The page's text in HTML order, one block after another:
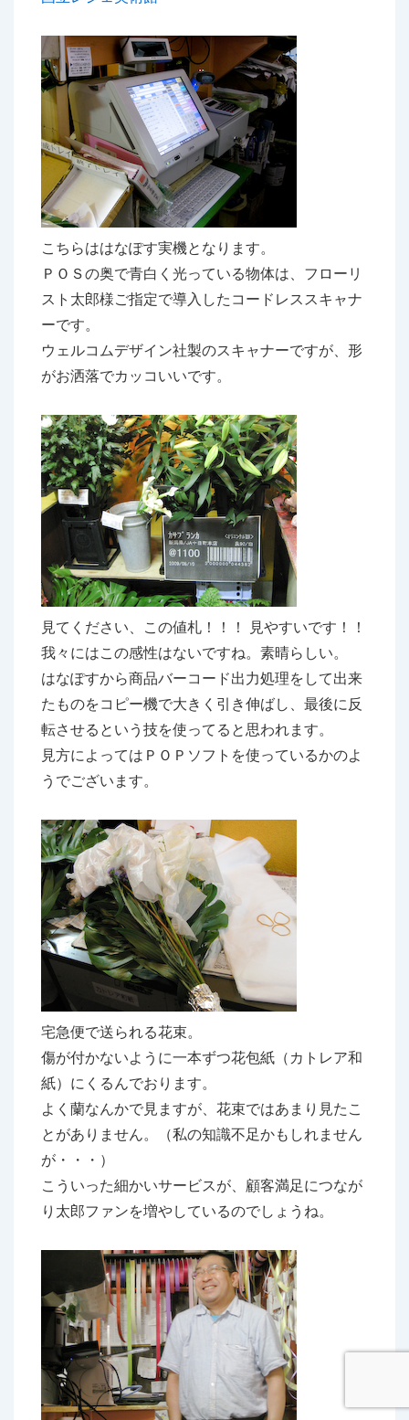
こちらははなぽす実機となります。
ＰＯＳの奥で青白く光っている物体は、フローリ
スト太郎様ご指定で導入したコードレススキャナ
ーです。
ウェルコムデザイン社製のスキャナーですが、形
がお洒落でカッコいいです。
見てください、この値札！！！ 見やすいです！！
我々にはこの感性はないですね。素晴らしい。
はなぽすから商品バーコード出力処理をして出来
たものをコピー機で大きく引き伸ばし、最後に反
転させるという技を使ってると思われます。
見方によってはＰＯＰソフトを使っているかのよ
うでございます。
宅急便で送られる花束。
傷が付かないように一本ずつ花包紙（カトレア和
紙）にくるんでおります。
よく蘭なんかで見ますが、花束ではあまり見たこ
とがありません。（私の知識不足かもしれません
が・・・）
こういった細かいサービスが、顧客満足につなが
り太郎ファンを増やしているのでしょうね。